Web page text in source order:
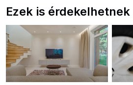
Ezek is érdekelhetnek